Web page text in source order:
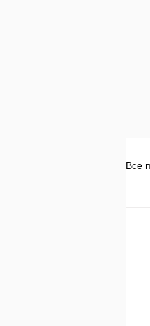
Все